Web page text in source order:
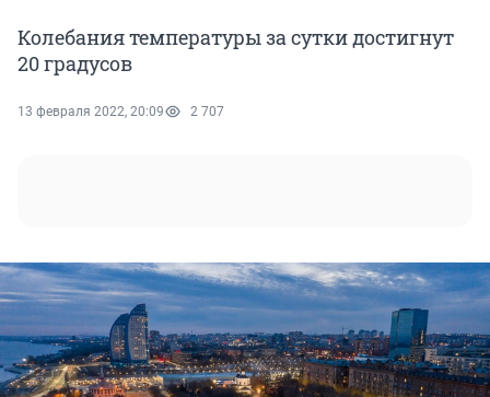
Колебания температуры за сутки достигнут
20 градусов
13 февраля 2022, 20:09 2 707